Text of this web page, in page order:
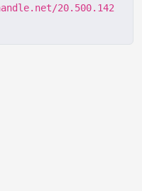
20.500.142